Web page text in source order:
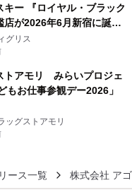
キー 『ロイヤル・ブラック
店が2026年6月新宿に誕
ィ ジャパンと連携した
「BAR Arca」
グリス
トアモリ みらいプロジェ
もお仕事参観デー2026」
ッグストアモリ
ース一覧 株式会社 ア